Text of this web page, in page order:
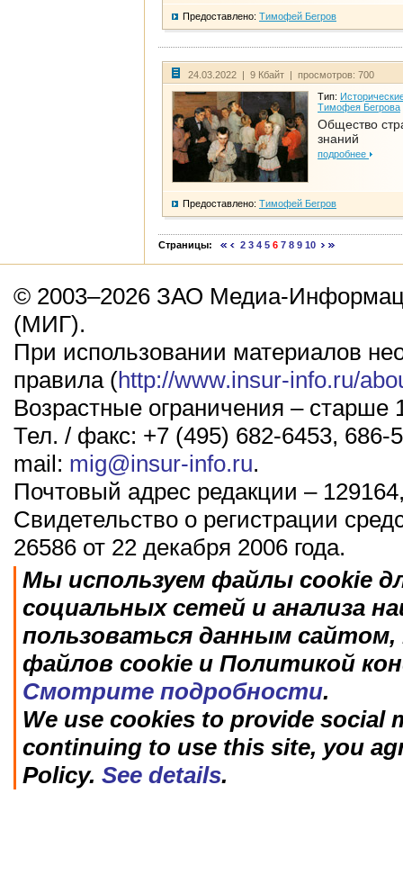
Предоставлено: Тимофей Бегров
24.03.2022 | 9 Кбайт | просмотров: 700
Тип:
Тимофея Бегрова
Общество
знаний
подробнее
Предоставлено: Тимофей Бегров
Страницы: 2 3 4 5 6 7 8 9 10
© 2003–2026 ЗАО Медиа-
(МИГ).
При использовании материалов
правила (http://www.insur-info.ru/
Возрастные ограничения – старше
Тел. / факс: +7 (495) 682-6453, 686-
mail: mig@insur-info.ru.
Почтовый адрес редакции –
Свидетельство о регистрации
26586 от 22 декабря 2006 года.
Мы используем файлы cookie
социальных сетей и анализа
пользоваться данным
файлов cookie и Политикой
Смотрите подробности.
We use cookies to provide social
continuing to use this site, you
Policy. See details.